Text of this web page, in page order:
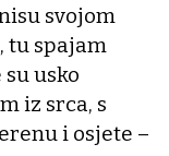
svojom
tu spajam
usko
iz srca, s
i osjete –